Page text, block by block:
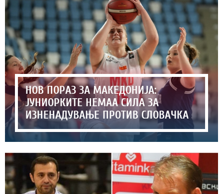
НОВ ПОРАЗ ЗА МАКЕДОНИЈА:
ЈУНИОРКИТЕ НЕМАА СИЛА ЗА
ИЗНЕНАДУВАЊЕ ПРОТИВ СЛОВАЧКА